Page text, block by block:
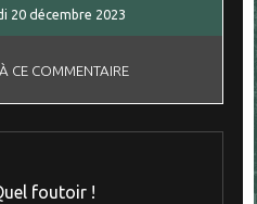
20 décembre 2023
CE COMMENTAIRE
foutoir !